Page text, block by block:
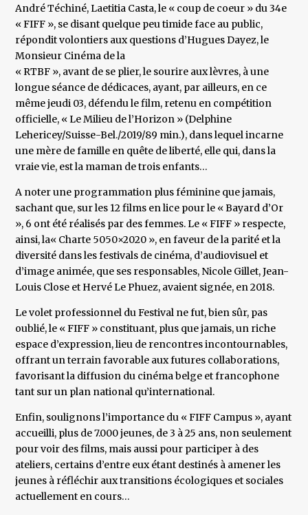
André Téchiné, Laetitia Casta, le « coup de coeur » du 34e
« FIFF », se disant quelque peu timide face au public,
répondit volontiers aux questions d’Hugues Dayez, le
Monsieur Cinéma de la
« RTBF », avant de se plier, le sourire aux lèvres, à une
longue séance de dédicaces, ayant, par ailleurs, en ce
même jeudi 03, défendu le film, retenu en compétition
officielle, « Le Milieu de l’Horizon » (Delphine
Lehericey/Suisse-Bel./2019/89 min.), dans lequel incarne
une mère de famille en quête de liberté, elle qui, dans la
vraie vie, est la maman de trois enfants…
A noter une programmation plus féminine que jamais,
sachant que, sur les 12 films en lice pour le « Bayard d’Or
», 6 ont été réalisés par des femmes. Le « FIFF » respecte,
ainsi, la« Charte 5050×2020 », en faveur de la parité et la
diversité dans les festivals de cinéma, d’audiovisuel et
d’image animée, que ses responsables, Nicole Gillet, Jean-
Louis Close et Hervé Le Phuez, avaient signée, en 2018.
Le volet professionnel du Festival ne fut, bien sûr, pas
oublié, le « FIFF » constituant, plus que jamais, un riche
espace d’expression, lieu de rencontres incontournables,
offrant un terrain favorable aux futures collaborations,
favorisant la diffusion du cinéma belge et francophone
tant sur un plan national qu’international.
Enfin, soulignons l’importance du « FIFF Campus », ayant
accueilli, plus de 7.000 jeunes, de 3 à 25 ans, non seulement
pour voir des films, mais aussi pour participer à des
ateliers, certains d’entre eux étant destinés à amener les
jeunes à réfléchir aux transitions écologiques et sociales
actuellement en cours…